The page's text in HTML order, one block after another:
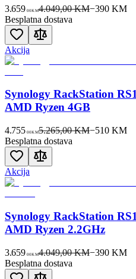
3.659 00KM4.049,00 KM−390KM
Besplatna dostava
Akcija
Synology RackStation
AMD Ryzen 4GB
4.755 00KM5.265,00 KM−510KM
Besplatna dostava
Akcija
Synology RackStation
AMD Ryzen 2.2GHz
3.659 00KM4.049,00 KM−390KM
Besplatna dostava